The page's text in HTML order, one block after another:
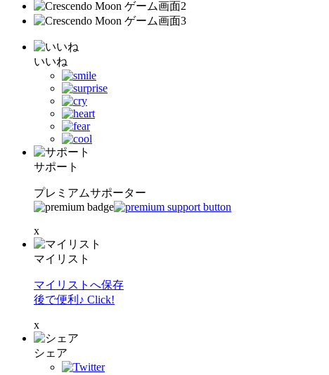
いいね
サポート
プレミアムサポーター
x
マイリスト
マイリストへ保存
後で便利♪ Click!
x
シェア